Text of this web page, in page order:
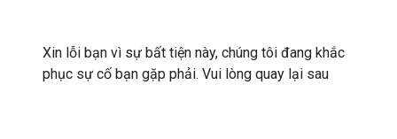
Xin lỗi bạn vì sự bất tiện này, chúng tôi đang khắc
phục sự cố bạn gặp phải. Vui lòng quay lại sau